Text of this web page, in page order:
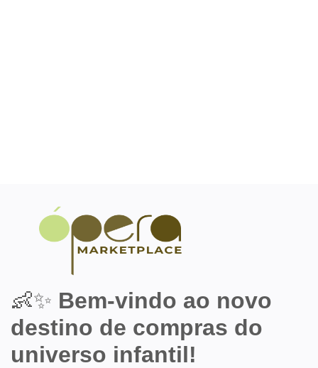
👶✨ Bem-vindo ao novo
destino de compras do
universo infantil!